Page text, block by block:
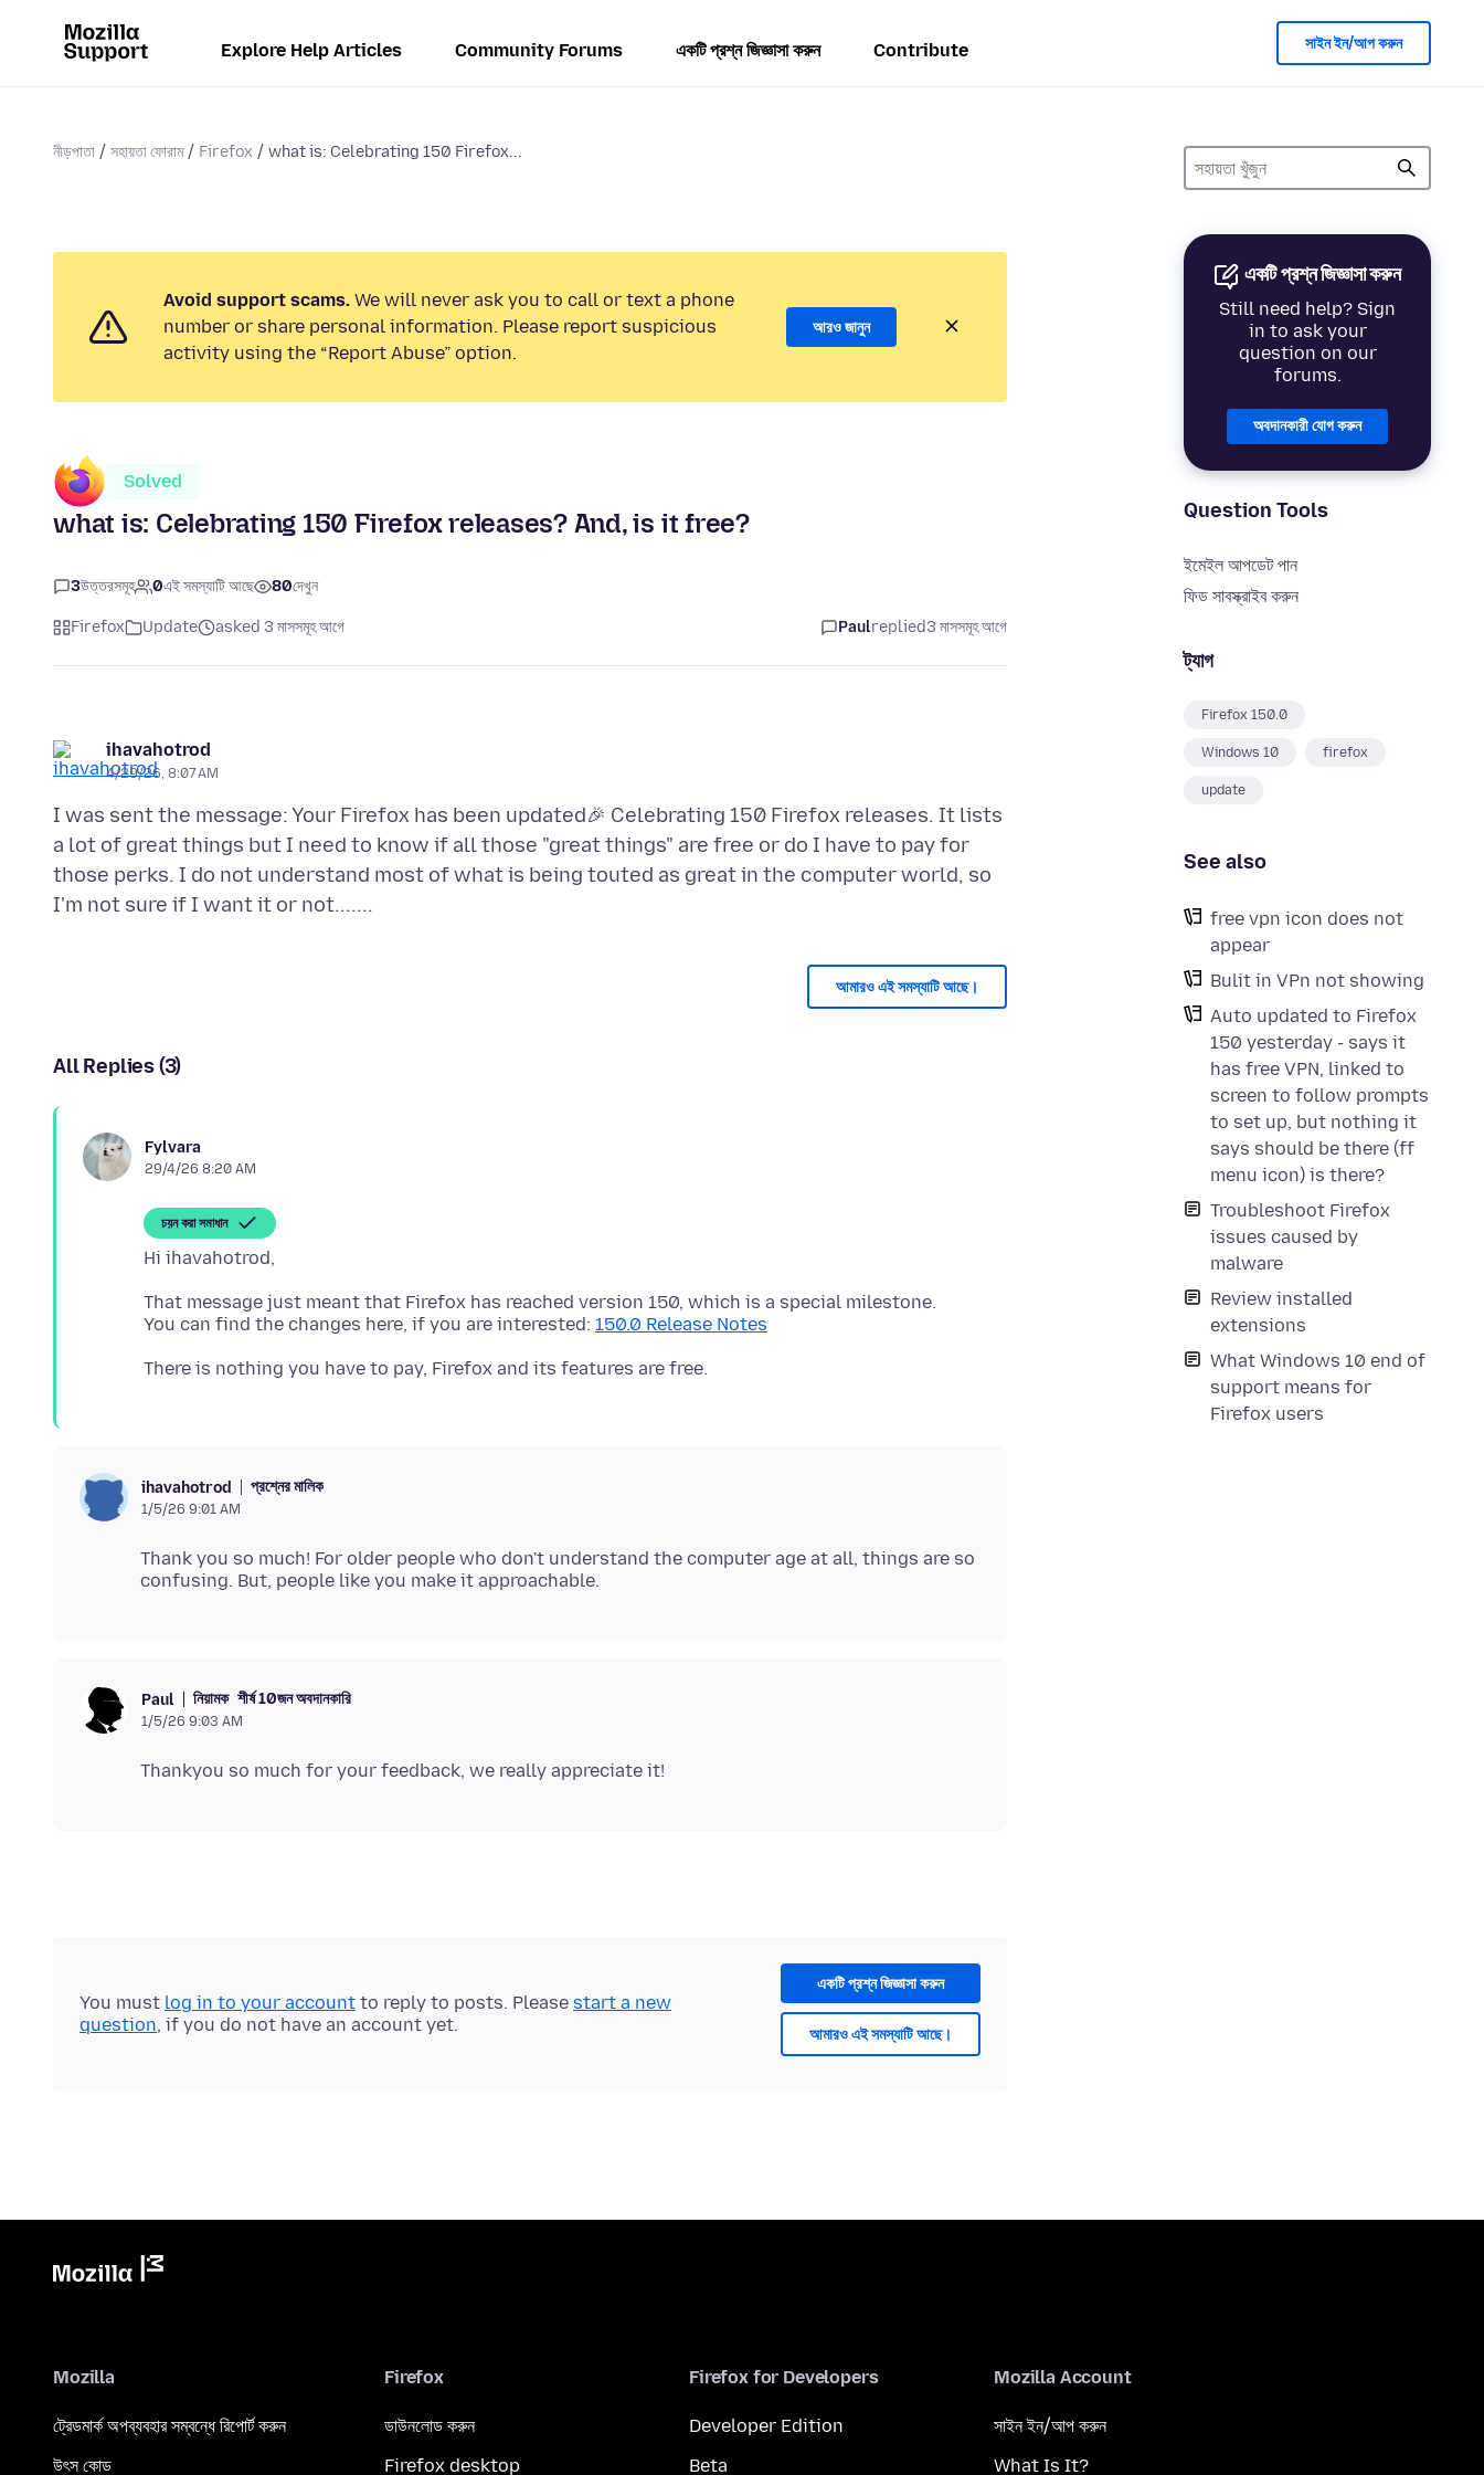
Explore Help Articles Community Forums একটি প্রশ্ন জিজ্ঞাসা করুন Contribute সাইন ইন/আপ করুন
নীড়পাতা সহায়তা ফোরাম Firefox what is: Celebrating 150 Firefox...
একটি প্রশ্ন জিজ্ঞাসা করুন
Still need help? Sign
in to ask your
question on our
forums.
অবদানকারী যোগ করুন
Question Tools
ইমেইল আপডেট পান
ফিড সাবস্ক্রাইব করুন
ট্যাগ
Firefox 150.0
Windows 10 firefox
update
See also
free vpn icon does not
appear
Bulit in VPn not showing
Auto updated to Firefox
150 yesterday - says it
has free VPN, linked to
screen to follow prompts
to set up, but nothing it
says should be there (ff
menu icon) is there?
Troubleshoot Firefox
issues caused by
malware
Review installed
extensions
What Windows 10 end of
support means for
Firefox users
Avoid support scams. We will never ask you to call or text a phone
number or share personal information. Please report suspicious
activity using the “Report Abuse” option.
আরও জানুন
Solved
what is: Celebrating 150 Firefox releases? And, is it free?
3উত্তরসমূহ 0এই সমস্যাটি আছে 80দেখুন
Firefox Update asked 3 মাসসমূহ আগে Paulreplied3 মাসসমূহ আগে
ihavahotrod
4/29/26, 8:07 AM
I was sent the message: Your Firefox has been updated🎉 Celebrating 150 Firefox releases. It lists
a lot of great things but I need to know if all those "great things" are free or do I have to pay for
those perks. I do not understand most of what is being touted as great in the computer world, so
আমারও এই সমস্যাটি আছে।
All Replies (3)
Fylvara
29/4/26 8:20 AM
চয়ন করা সমাধান
That message just meant that Firefox has reached version 150, which is a special milestone.
You can find the changes here, if you are interested: 150.0 Release Notes
ihavahotrod প্রশ্নের মালিক
1/5/26 9:01 AM
Thank you so much! For older people who don't understand the computer age at all, things are so
Paul নিয়ামক শীর্ষ 10জন অবদানকারি
1/5/26 9:03 AM
একটি প্রশ্ন জিজ্ঞাসা করুন
আমারও এই সমস্যাটি আছে।
You must log in to your account to reply to posts. Please start a new
question, if you do not have an account yet.
Mozilla
ট্রেডমার্ক অপব্যবহার সম্বন্ধে রিপোর্ট করুন
উৎস কোড
Firefox
ডাউনলোড করুন
Firefox desktop
Firefox for Developers
Developer Edition
Beta
Mozilla Account
সাইন ইন/আপ করুন
What Is It?